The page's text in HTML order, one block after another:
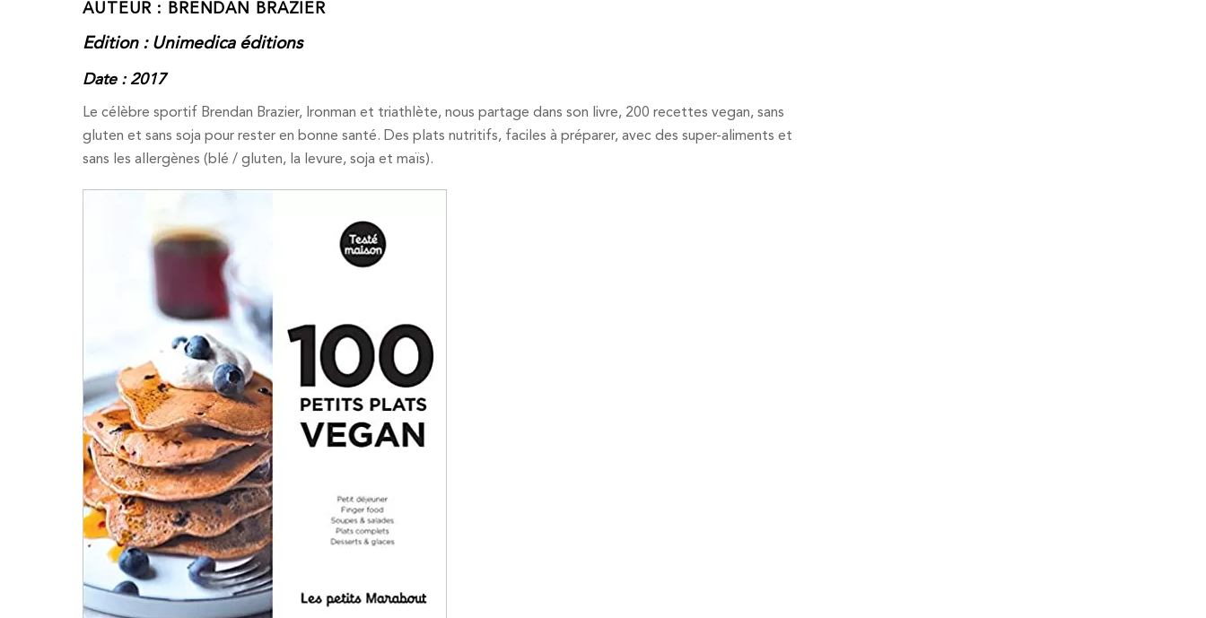
AUTEUR : BRENDAN BRAZIER
Edition : Unimedica éditions
Date : 2017
Le célèbre sportif Brendan Brazier, Ironman et triathlète, nous partage dans son livre, 200 recettes vegan, sans
gluten et sans soja pour rester en bonne santé. Des plats nutritifs, faciles à préparer, avec des super-aliments et
sans les allergènes (blé / gluten, la levure, soja et maïs).